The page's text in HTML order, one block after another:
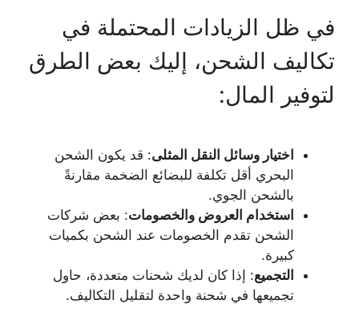
في ظل الزيادات المحتملة في
تكاليف الشحن، إليك بعض الطرق
لتوفير المال:
اختيار وسائل النقل المثلى: قد يكون الشحن
البحري أقل تكلفة للبضائع الضخمة مقارنةً
بالشحن الجوي.
استخدام العروض والخصومات: بعض شركات
الشحن تقدم الخصومات عند الشحن بكميات
كبيرة.
التجميع: إذا كان لديك شحنات متعددة، حاول
تجميعها في شحنة واحدة لتقليل التكاليف.